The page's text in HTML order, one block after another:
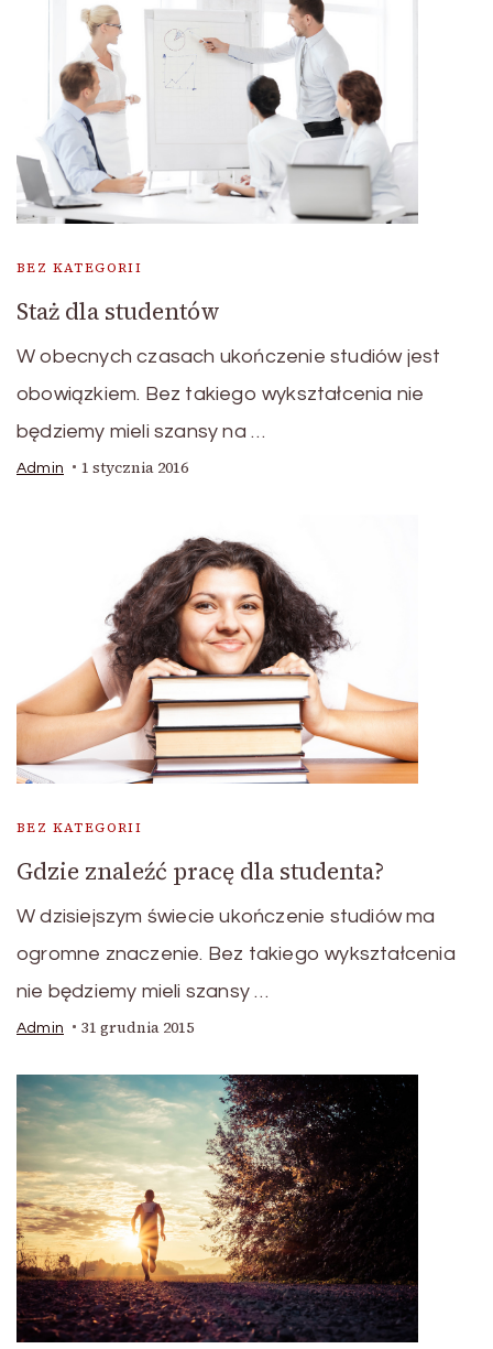
BEZ KATEGORII
Staż dla studentów
W obecnych czasach ukończenie studiów jest
obowiązkiem. Bez takiego wykształcenia nie
będziemy mieli szansy na …
Admin 1 stycznia 2016
BEZ KATEGORII
Gdzie znaleźć pracę dla studenta?
W dzisiejszym świecie ukończenie studiów ma
ogromne znaczenie. Bez takiego wykształcenia
nie będziemy mieli szansy …
Admin 31 grudnia 2015